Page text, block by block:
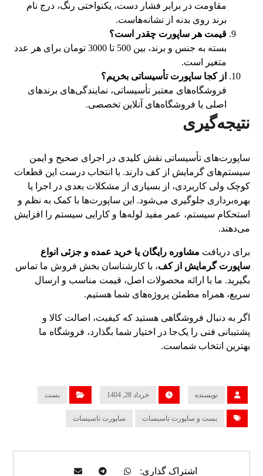
مقاومت در برابر فشار دست، یکنواختی رنگ، درج نام
برند روی بدنه از نشانه‌هاست.
قیمت هر ساپورت چقدر است؟
بسته به جنس و برند، بین 500 تا 3000 تومان برای هر عدد
متغیر است.
از کجا ساپورت تأسیساتی بخریم؟
فروشگاه‌های معتبر تأسیساتی، نمایندگی‌های برندهای
اصلی یا فروشگاه‌های آنلاین تخصصی.
نتیجه‌گیری
ساپورت‌های تأسیساتی نقش کلیدی در اجرای صحیح و ایمن
سیستم‌های گرمایش از کف دارند. با انتخاب درست این قطعات
کوچک ولی کاربردی، از بسیاری از مشکلات بعدی در اجرا یا
بهره‌برداری جلوگیری می‌شود. این ساپورت‌ها با کمک به نظم و
استحکام سیستم، عمر مفید لوله‌ها و کارایی سیستم را افزایش
می‌دهند.
برای دریافت مشاوره رایگان یا خرید عمده و جزئی انواع
ساپورت گرمایش از کف، با کارشناسان بخش فروش ما تماس
بگیرید. ما با ارائه محصولات اصل، قیمت مناسب و ارسال
سریع، همراه مطمئن پروژه‌های شما هستیم.
اگر به دنبال فروشگاهی هستید که کیفیت، اصالت کالا و
پشتیبانی فنی را یک‌جا در اختیار شما بگذارد، فروشگاه ما
بهترین انتخاب شماست.
نویسنده خرداد 28, 1404 بست
بست و ساپورت تاسیسات ساپورت تاسیسات